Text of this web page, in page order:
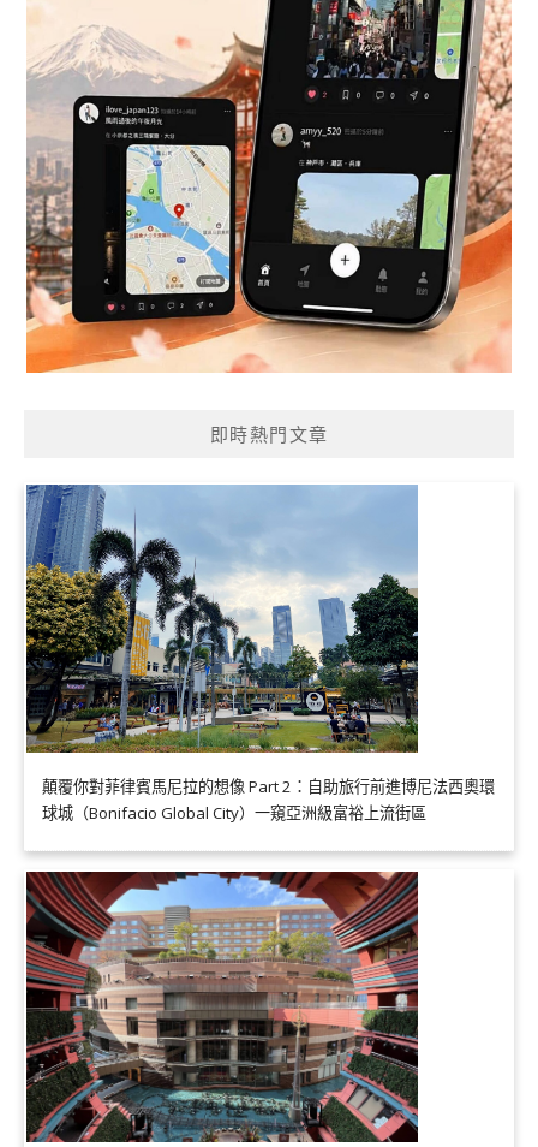
即時熱門文章
顛覆你對菲律賓馬尼拉的想像 Part 2：自助旅行前進博尼法西奧環
球城（Bonifacio Global City）一窺亞洲級富裕上流街區